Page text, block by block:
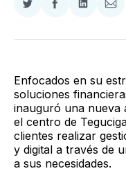
Compartir
Twitter
Compartir
Facebook
LinkedIn
Enfocados en su
soluciones
inauguró una nueva
el centro de
clientes realizar
y digital a través de
a sus necesidades.